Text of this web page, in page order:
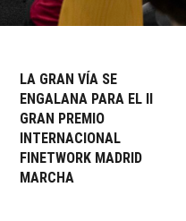
LA GRAN VÍA SE
ENGALANA PARA EL II
GRAN PREMIO
INTERNACIONAL
FINETWORK MADRID
MARCHA